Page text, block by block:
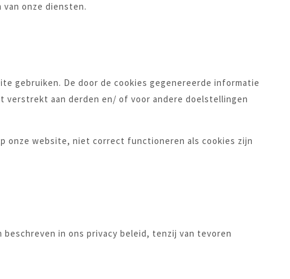
onze diensten.
gebruiken. De door de cookies gegenereerde informatie
verstrekt aan derden en/ of voor andere doelstellingen
onze website, niet correct functioneren als cookies zijn
in ons privacy beleid, tenzij van tevoren